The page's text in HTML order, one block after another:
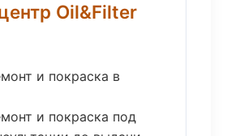
Oil&Filter
и покраска в
и покраска под